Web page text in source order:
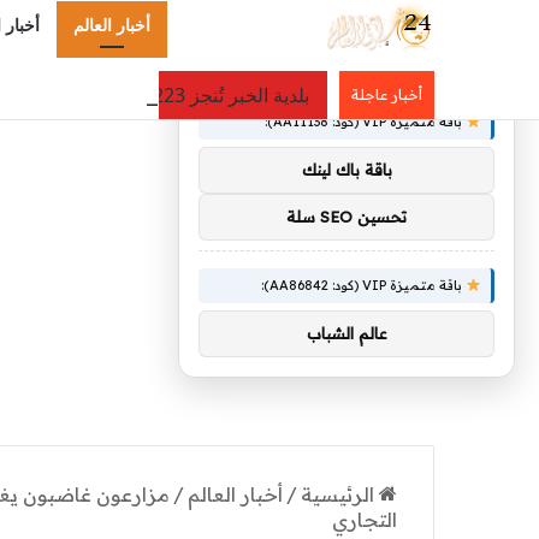
أخبار العالم
أخبار عاجلة بلدية الخبر تُنجز 223 ألف متر مربع من الطرق وتُصدر 310 رخصة حفر في يوليو
الرئيسية / أخبار العالم / مزارعون غاضبون
التجاري
باقة متميزة VIP (كود: AA11138):
باقة باك لينك
تحسين SEO سلة
باقة متميزة VIP (كود: AA86842):
عالم الشباب